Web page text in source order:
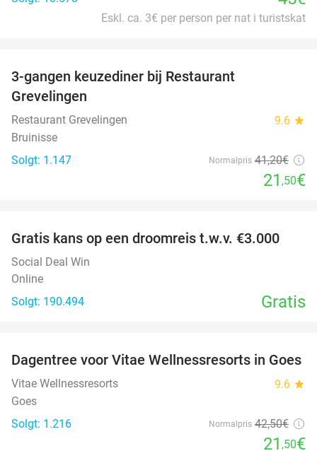
Eskl. ca. 3€ per person per nat i turistskat
3-gangen keuzediner bij Restaurant
Grevelingen
Restaurant Grevelingen 9.6 star
Bruinisse
Solgt: 1.147
Normalpris 41,20€
21 ,50€
Gratis kans op een droomreis t.w.v. €3.000
Social Deal Win
Online
Solgt: 190.494
Gratis
49%
Dagentree voor Vitae Wellnessresorts in Goes
Vitae Wellnessresorts 9.6 star
Goes
Solgt: 1.216
Normalpris 42,50€
21 ,50€